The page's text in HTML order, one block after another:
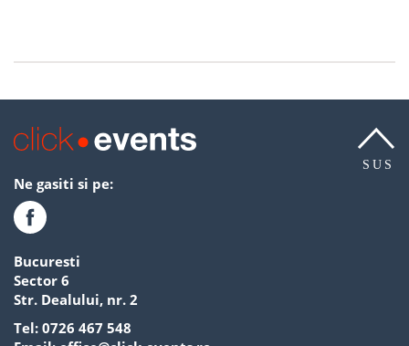
SUS
Ne gasiti si pe:
Bucuresti
Sector 6
Str. Dealului, nr. 2
Tel: 0726 467 548